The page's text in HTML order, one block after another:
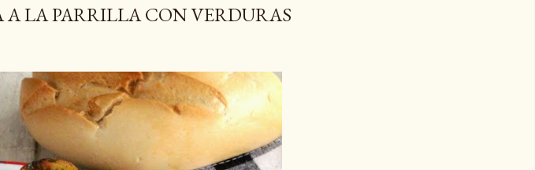
A LA PARRILLA CON VERDURAS